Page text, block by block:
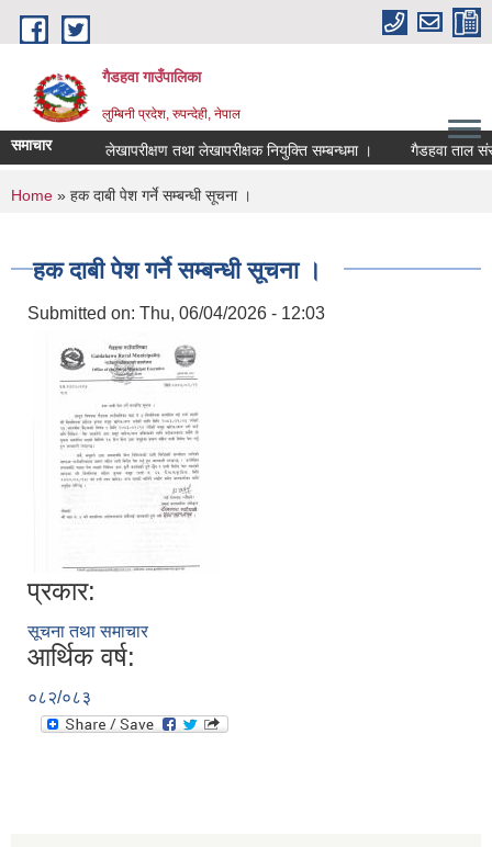
Skip to main content
गैडहवा गाउँपालिका
लुम्बिनी प्रदेश, रुपन्देही, नेपाल
समाचार लेखापरीक्षण तथा लेखापरीक्षक नियुक्ति सम्बन्धमा । गैडहवा ताल
You are here
Home » हक दाबी पेश गर्ने सम्बन्धी सूचना ।
हक दाबी पेश गर्ने सम्बन्धी सूचना ।
Submitted on: Thu, 06/04/2026 - 12:03
प्रकार:
सूचना तथा समाचार
आर्थिक वर्ष:
०८२/०८३